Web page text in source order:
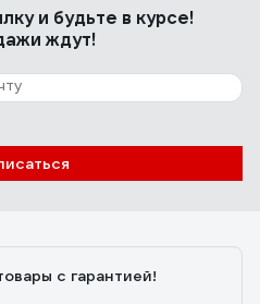
и будьте в курсе!
ждут!
с гарантией!